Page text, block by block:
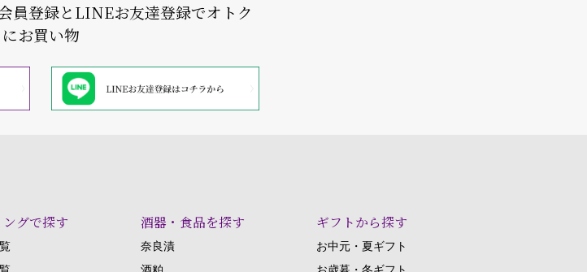
員登録とLINEお友達登録でオトク
にお買い物
ングで探す 酒器・食品を探す
奈良漬
酒粕
ギフトから探す
お中元・夏ギフト
お歳暮・冬ギフト